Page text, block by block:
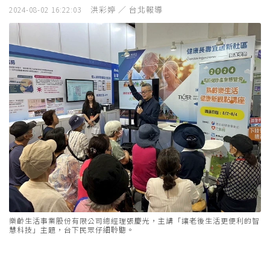
2024-08-02 16:22:03 洪彩婷 ／ 台北報導
樂齡生活事業股份有限公司總經理張慶光，主講「讓老後生活更便利的智
慧科技」主題，台下民眾仔細聆聽。